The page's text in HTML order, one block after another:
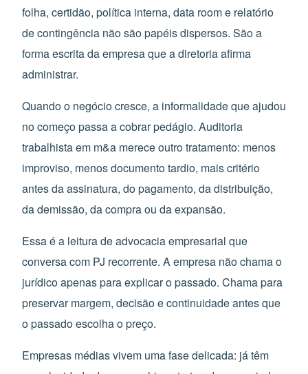
folha, certidão, política interna, data room e relatório
de contingência não são papéis dispersos. São a
forma escrita da empresa que a diretoria afirma
administrar.
Quando o negócio cresce, a informalidade que ajudou
no começo passa a cobrar pedágio. Auditoria
trabalhista em m&a merece outro tratamento: menos
improviso, menos documento tardio, mais critério
antes da assinatura, do pagamento, da distribuição,
da demissão, da compra ou da expansão.
Essa é a leitura de advocacia empresarial que
conversa com PJ recorrente. A empresa não chama o
jurídico apenas para explicar o passado. Chama para
preservar margem, decisão e continuidade antes que
o passado escolha o preço.
Empresas médias vivem uma fase delicada: já têm